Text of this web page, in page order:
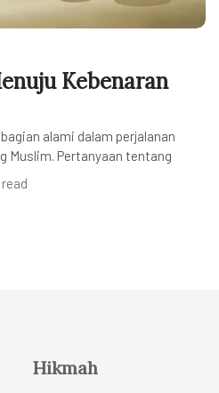
Kebenaran
alami dalam perjalanan
Muslim. Pertanyaan tentang
Hikmah